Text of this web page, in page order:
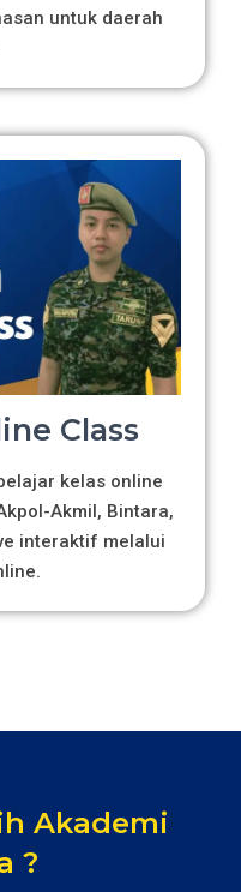
untuk daerah
Class
kelas online
Akmil, Bintara,
interaktif melalui
Akademi
?